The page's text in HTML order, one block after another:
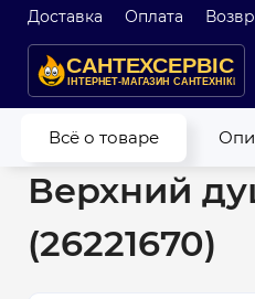
Доставка Оплата
Всё о товаре
Главная Новые Верхний
Верхний
(26221670)